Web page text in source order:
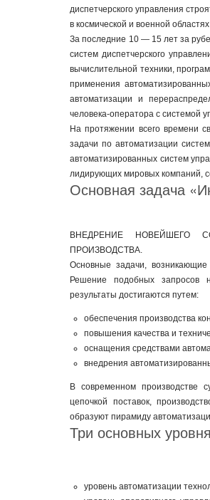
диспетчерского управления
в космической и военной
За последние 10 — 15 лет за
систем диспетчерского
вычислительной техники,
применения
автоматизации и
человека-оператора с системой
На протяжении всего времени
задачи по автоматизации
автоматизированных систем
лидирующих мировых компаний,
Основная задача
ВНЕДРЕНИЕ НОВЕЙШЕГО
ПРОИЗВОДСТВА.
Основные задачи, возникающие
Решение подобных запросов
результаты достигаются путем:
обеспечения производства
повышения качества и
оснащения средствами
внедрения
В современном производстве
цепочкой поставок,
образуют пирамиду
Три основных
уровень автоматизации